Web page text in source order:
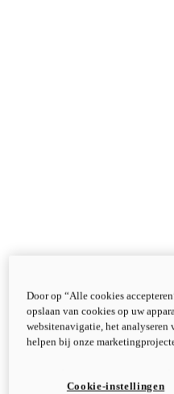
Door op “Alle cookies
opslaan van cookies op uw
websitenavigatie, het analyseren
helpen bij onze
Cookie-instellingen